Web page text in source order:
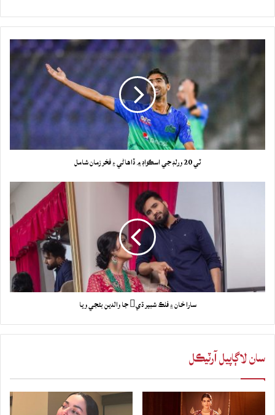
ٽي 20 ورلڊ جي اسڪواڊ ۾ ڏاهاڻي ۽ فخر زمان شامل
سارا خان ۽ فلڪ شبير ڌي جا والدين بڻجي ويا
سان لاڳاپيل آرٽيڪل